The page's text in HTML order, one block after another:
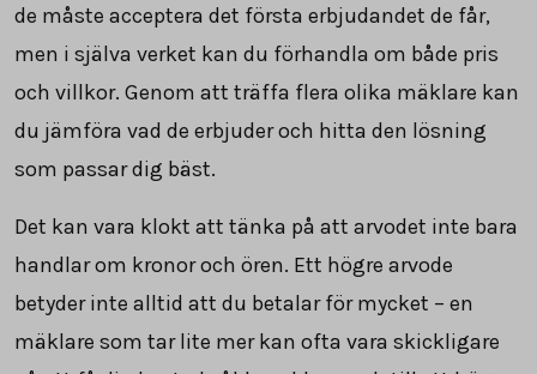
de måste acceptera det första erbjudandet de får,
men i själva verket kan du förhandla om både pris
och villkor. Genom att träffa flera olika mäklare kan
du jämföra vad de erbjuder och hitta den lösning
som passar dig bäst.
Det kan vara klokt att tänka på att arvodet inte bara
handlar om kronor och ören. Ett högre arvode
betyder inte alltid att du betalar för mycket – en
mäklare som tar lite mer kan ofta vara skickligare